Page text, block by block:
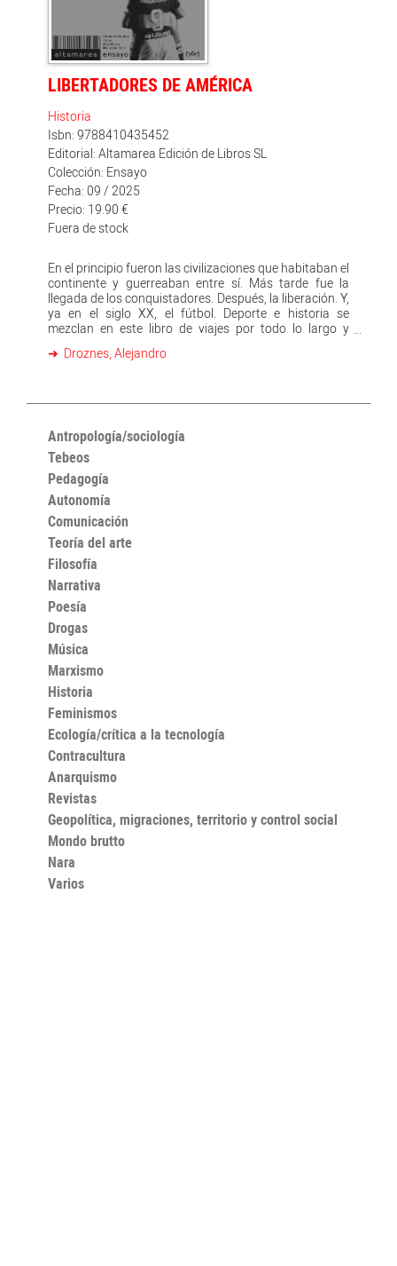
LIBERTADORES DE AMÉRICA
Historia
Isbn: 9788410435452
Editorial: Altamarea Edición de Libros SL
Colección: Ensayo
Fecha: 09 / 2025
Precio: 19.90 €
Fuera de stock
En el principio fueron las civilizaciones que habitaban el
continente y guerreaban entre sí. Más tarde fue la
llegada de los conquistadores. Después, la liberación. Y,
ya en el siglo XX, el fútbol. Deporte e historia se
mezclan en este libro de viajes por todo lo largo y
independencia de las naciones y por la gran pasión de
de la llanura o rodeado de montañas, es posible
una gloria que trascienda las propias fronteras. Por
estas páginas desfilan Bolívar y San Martín, pero
también jugadores e hinchas, periodistas y dirigentes.
Atento al detalle, con alma aventurera y destreza
narrativa, Alejandro Droznes entrelaza distintos
episodios de la gran competición del continente, la
Copa Libertadores, con la singladura de los próceres a
quienes esta debe su nombre, iluminando, a través de
la historia, el poliédrico presente social y futbolístico de
América.
Droznes, Alejandro
Antropología/sociología
Tebeos
Pedagogía
Autonomía
Comunicación
Teoría del arte
Filosofía
Narrativa
Poesía
Drogas
Música
Marxismo
Historia
Feminismos
Ecología/crítica a la tecnología
Contracultura
Anarquismo
Revistas
Geopolítica, migraciones, territorio y control social
Mondo brutto
Nara
Varios